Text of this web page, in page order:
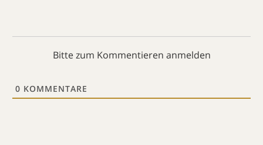
Bitte zum Kommentieren anmelden
0 KOMMENTARE